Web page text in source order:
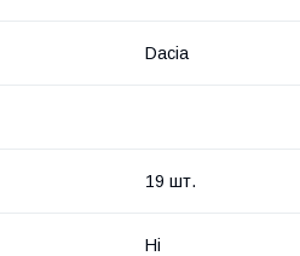
Dacia
19 шт.
Ні